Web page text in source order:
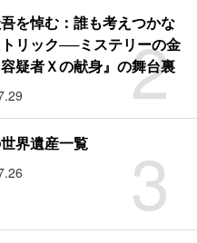
2
を悼む：誰も考えつかな
リック──ミステリーの金
疑者Ｘの献身』の舞台裏
3
界遺産一覧